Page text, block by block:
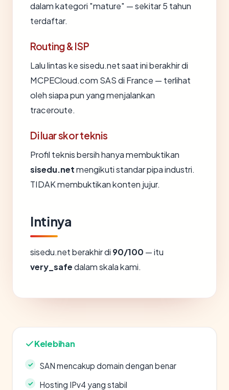
dalam kategori "mature" — sekitar 5 tahun
terdaftar.
Routing & ISP
Lalu lintas ke sisedu.net saat ini berakhir di
MCPECloud.com SAS di France — terlihat
oleh siapa pun yang menjalankan
traceroute.
Di luar skor teknis
Profil teknis bersih hanya membuktikan
sisedu.netmengikuti standar pipa industri.
TIDAK membuktikan konten jujur.
Intinya
sisedu.net berakhir di 90/100 — itu
very_safedalam skala kami.
Kelebihan
SAN mencakup domain dengan benar
Hosting IPv4 yang stabil